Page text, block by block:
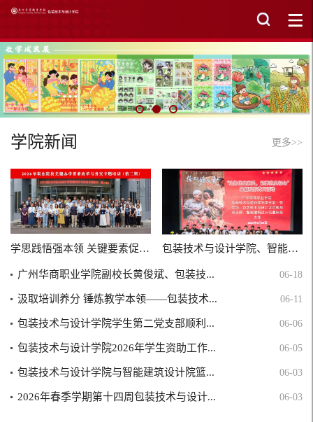
学院新闻 更多>>
学思践悟强本领 关键要素促提升--包装策划与设计... 包装技术与设计学院、智能建筑设计院“弘扬优良...
广州华商职业学院副校长黄俊斌、包装技... 06-18
汲取培训养分 锤炼教学本领——包装技术... 06-11
包装技术与设计学院学生第二党支部顺利... 06-06
包装技术与设计学院2026年学生资助工作... 06-05
包装技术与设计学院与智能建筑设计院篮... 06-03
2026年春季学期第十四周包装技术与设计... 06-03